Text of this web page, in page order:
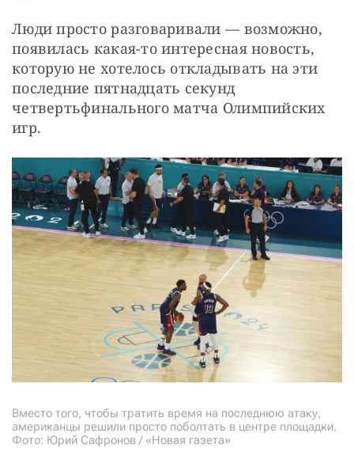
Люди просто разговаривали — возможно,
появилась какая-то интересная новость,
которую не хотелось откладывать на эти
последние пятнадцать секунд
четвертьфинального матча Олимпийских
игр.
Вместо того, чтобы тратить время на последнюю атаку,
американцы решили просто поболтать в центре площадки.
Фото: Юрий Сафронов / «Новая газета»